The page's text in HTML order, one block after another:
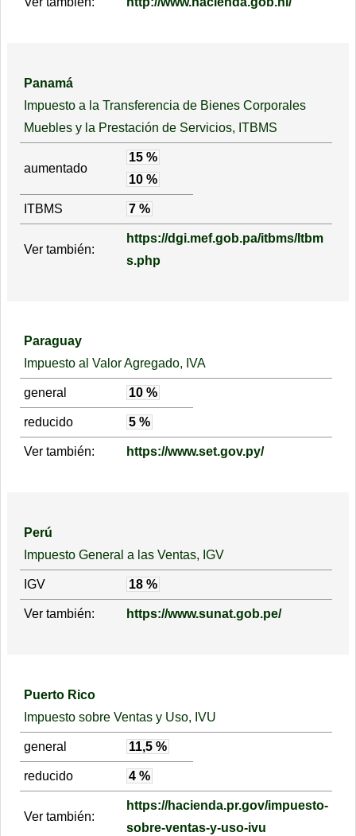
Panamá
Impuesto a la Transferencia de Bienes Corporales
Muebles y la Prestación de Servicios, ITBMS
aumentado
15 %
10 %
ITBMS 7 %
Ver también:
https://dgi.mef.gob.pa/itbms/Itbm
s.php
Paraguay
Impuesto al Valor Agregado, IVA
general 10 %
reducido 5 %
Ver también: https://www.set.gov.py/
Perú
Impuesto General a las Ventas, IGV
IGV 18 %
Ver también: https://www.sunat.gob.pe/
Puerto Rico
Impuesto sobre Ventas y Uso, IVU
general 11,5 %
reducido 4 %
Ver también:
https://hacienda.pr.gov/impuesto-
sobre-ventas-y-uso-ivu